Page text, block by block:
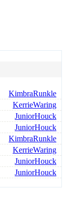
KimbraRunkle
KerrieWaring
JuniorHouck
JuniorHouck
KimbraRunkle
KerrieWaring
JuniorHouck
JuniorHouck